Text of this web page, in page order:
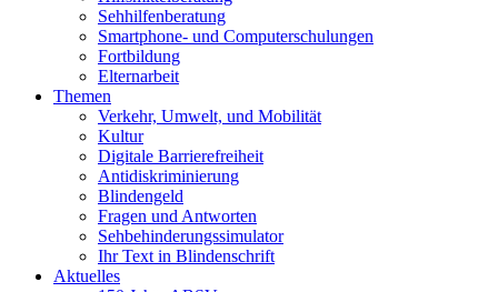
Sehhilfenberatung
Smartphone- und Computerschulungen
Fortbildung
Elternarbeit
Themen
Verkehr, Umwelt, und Mobilität
Kultur
Digitale Barrierefreiheit
Antidiskriminierung
Blindengeld
Fragen und Antworten
Sehbehinderungssimulator
Ihr Text in Blindenschrift
Aktuelles